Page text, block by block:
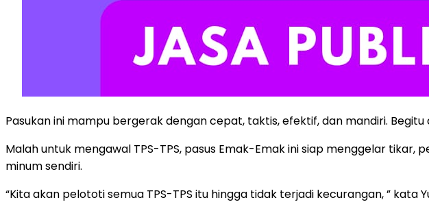
Pasukan ini mampu bergerak dengan cepat, taktis, efektif, dan mandiri.
Malah untuk mengawal TPS-TPS, pasus Emak-Emak ini siap menggelar
minum sendiri.
“Kita akan pelototi semua TPS-TPS itu hingga tidak terjadi kecurangan, ” kata